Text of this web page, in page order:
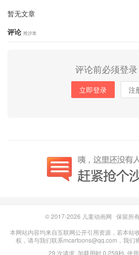
暂无文章
评论 抢沙发
评论前必须登录
立即登录 注
© 2017-2026 儿童动画网 保留所
本网站内容均来自互联网公开引用资源，若本站
权，请与我们联系mcartoons@qq.com，我们
29 次请求, 加载用时 0.259秒, 使